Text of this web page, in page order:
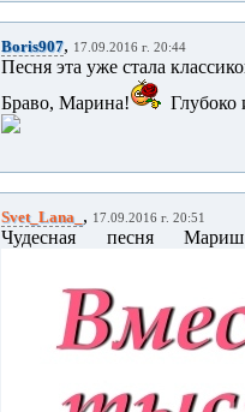
Boris907, 17.09.2016 г. 20:44
Песня эта уже стала
Браво, Марина!
Глубоко
Svet_Lana_ , 17.09.2016 г. 20:51
Чудесная песня